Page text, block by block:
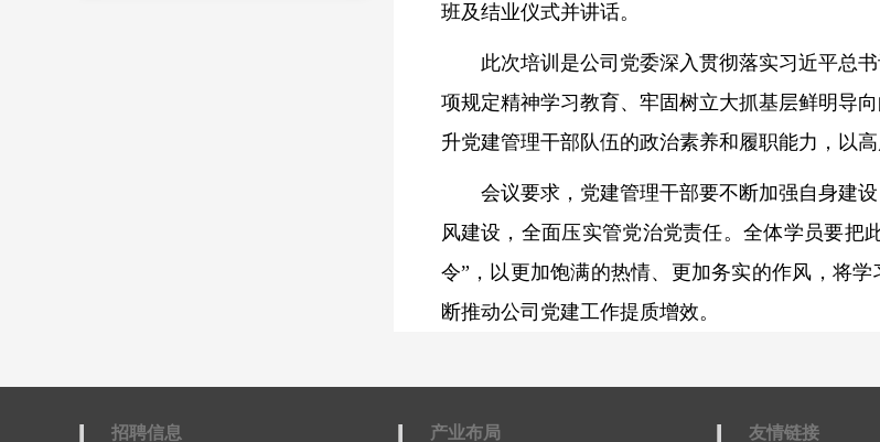
班及结业仪式并讲话。
此次培训是公司党委深入贯彻落实习近平总
项规定精神学习教育、牢固树立大抓基层鲜明导
升党建管理干部队伍的政治素养和履职能力，以
会议要求，党建管理干部要不断加强自身建
风建设，全面压实管党治党责任。全体学员要把
令”，以更加饱满的热情、更加务实的作风，将
断推动公司党建工作提质增效。
招聘信息 产业布局 友情链接